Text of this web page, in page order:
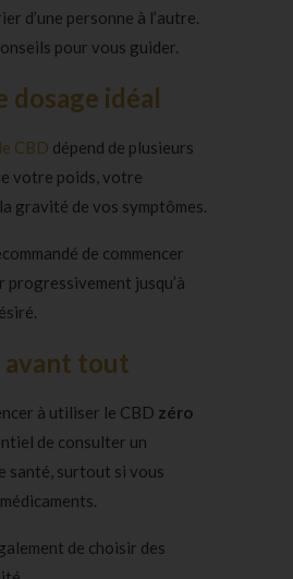
d’une personne à l’autre.
pour vous guider.
dosage idéal
CBD dépend de plusieurs
votre poids, votre
gravité de vos symptômes.
de commencer
progressivement jusqu’à
avant tout
à utiliser le CBD zéro
de consulter un
santé, surtout si vous
de choisir des